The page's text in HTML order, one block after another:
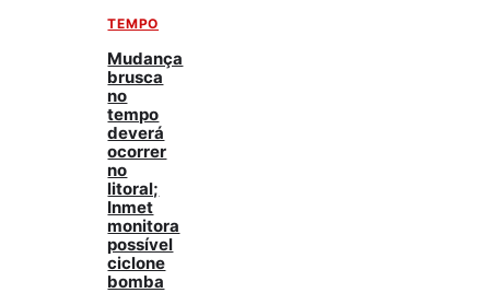
TEMPO
Mudança
brusca
no
tempo
deverá
ocorrer
no
litoral;
Inmet
monitora
possível
ciclone
bomba